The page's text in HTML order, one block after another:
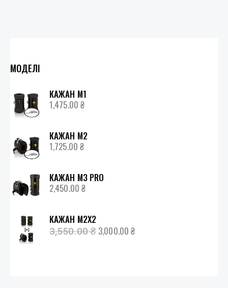
МОДЕЛІ
КАЖАН М1
1,475.00 ₴
КАЖАН М2
1,725.00 ₴
КАЖАН М3 PRO
2,450.00 ₴
КАЖАН М2Х2
3,550.00₴ 3,000.00₴